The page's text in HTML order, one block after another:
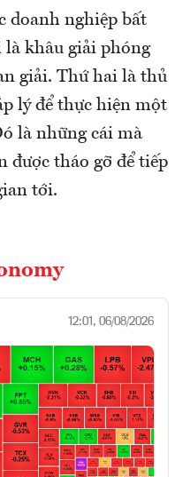
doanh nghiệp bất
là khâu giải phóng
giải. Thứ hai là thủ
lý để thực hiện một
là những cái mà
được tháo gỡ để tiếp
tới.
12:01, 06/08/2026